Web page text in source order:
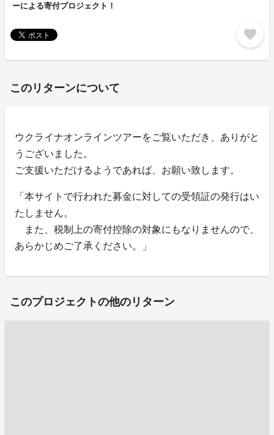
ーによる寄付プロジェクト！
favorite
このリターンについて
ウクライナオンラインツアーをご覧いただき、ありがと
うございました。
ご支援いただけるようであれば、お願い致します。
「本サイトで行われた募金に対しての受領証の発行はい
たしません。
また、税制上の寄付控除の対象にもなりませんので、
あらかじめご了承ください。」
このプロジェクトの他のリターン